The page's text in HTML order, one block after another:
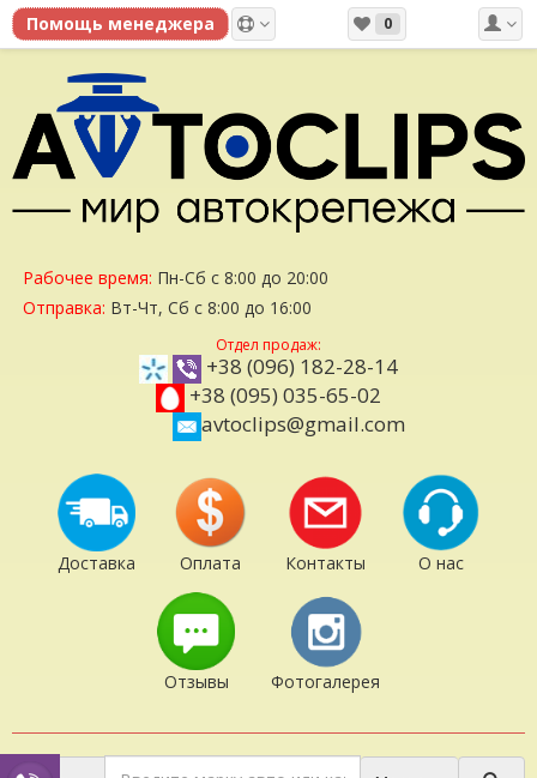
0
Рабочее время: Пн-Сб с 8:00 до 20:00
Отправка: Вт-Чт, Сб с 8:00 до 16:00
Отдел продаж:
+38 (096) 182-28-14
+38 (095) 035-65-02
avtoclips@gmail.com
Доставка Оплата Контакты О нас
Отзывы Фотогалерея